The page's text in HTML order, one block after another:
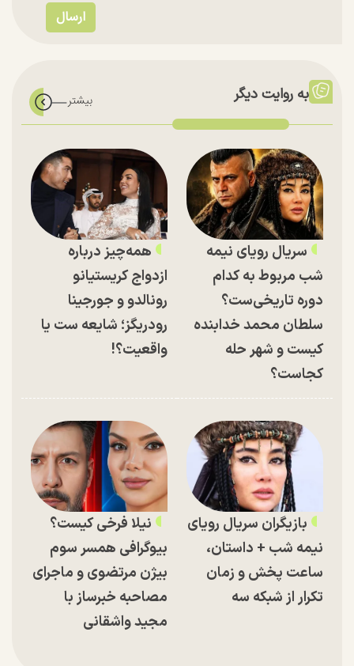
به روایت دیگر
سریال رویای نیمه
شب مربوط به کدام
دوره تاریخی‌ست؟
سلطان محمد خدابنده
کیست و شهر حله
کجاست؟
همه‌چیز درباره
ازدواج کریستیانو
رونالدو و جورجینا
رودریگز؛ شایعه ست یا
واقعیت؟!
بازیگران سریال رویای
نیمه شب + داستان،
ساعت پخش و زمان
تکرار از شبکه سه
نیلا فرخی کیست؟
بیوگرافی همسر سوم
بیژن مرتضوی و ماجرای
مصاحبه خبرساز با
مجید واشقانی